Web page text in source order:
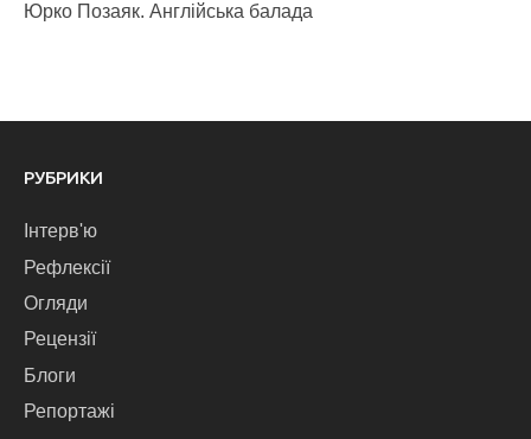
Юрко Позаяк. Англійська балада
РУБРИКИ
Інтерв'ю
Рефлексії
Огляди
Рецензії
Блоги
Репортажі